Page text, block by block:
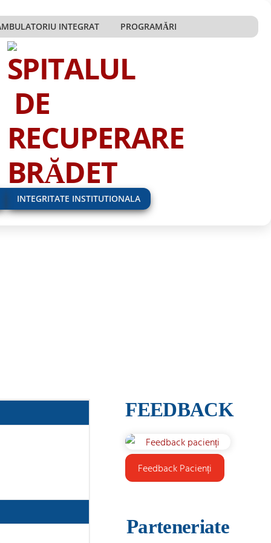
INTEGRAT PROGRAMĂRI
INTEGRITATE INSTITUTIONALA
FEEDBACK
Feedback Pacienți
Parteneriate